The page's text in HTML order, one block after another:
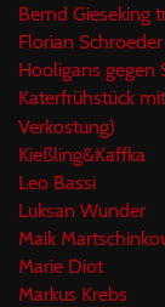
Bernd Gieseking
Florian Schroeder
Hooligans gegen
Katerfrühstück
Verkostung)
Kießling&Kaffka
Leo Bassi
Luksan Wunder
Maik
Marie Diot
Markus Krebs